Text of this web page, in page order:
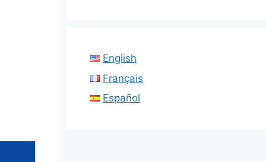
English
Français
Español